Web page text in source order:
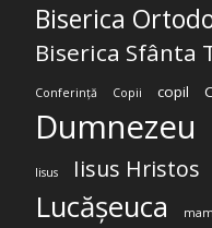
Biserica
Biserica Sfânta
Conferință Copii copil
Dumnezeu
Iisus Iisus Hristos
Lucășeuca